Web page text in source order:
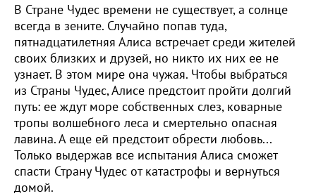
В Стране Чудес времени не существует, а солнце
всегда в зените. Случайно попав туда,
пятнадцатилетняя Алиса встречает среди жителей
своих близких и друзей, но никто их них ее не
узнает. В этом мире она чужая. Чтобы выбраться
из Страны Чудес, Алисе предстоит пройти долгий
путь: ее ждут море собственных слез, коварные
тропы волшебного леса и смертельно опасная
лавина. А еще ей предстоит обрести любовь...
Только выдержав все испытания Алиса сможет
спасти Страну Чудес от катастрофы и вернуться
домой.